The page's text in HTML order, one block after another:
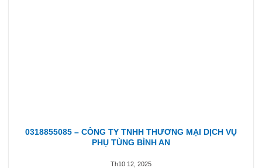
0318855085 – CÔNG TY TNHH THƯƠNG MẠI DỊCH VỤ
PHỤ TÙNG BÌNH AN
Th10 12, 2025